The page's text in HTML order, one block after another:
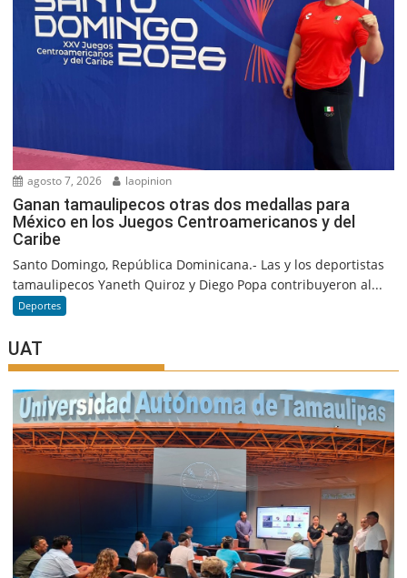
agosto 7, 2026 laopinion
Ganan tamaulipecos otras dos medallas para
México en los Juegos Centroamericanos y del
Caribe
Santo Domingo, República Dominicana.- Las y los deportistas
tamaulipecos Yaneth Quiroz y Diego Popa contribuyeron al...
Deportes
UAT